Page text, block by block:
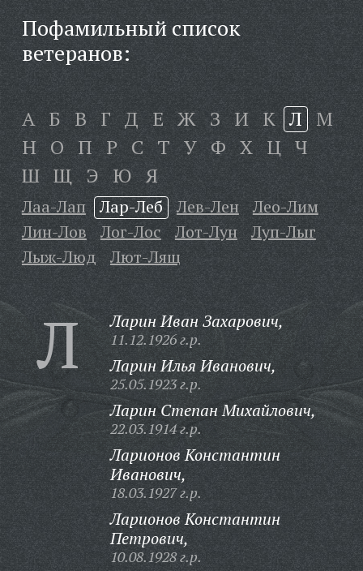
Пофамильный список
ветеранов:
А Б В Г Д Е Ж З И К Л М
Н О П Р С Т У Ф Х Ц Ч
Ш Щ Э Ю Я
Лаа-Лап Лар-Леб Лев-Лен
Лео-Лим
Лин-Лов
Лог-Лос Лот-Лун
Луп-Лыг
Лыж-Люд
Лют-Лящ
Л Ларин Иван Захарович,
11.12.1926 г.р.
Ларин Илья Иванович,
25.05.1923 г.р.
Ларин Степан Михайлович,
22.03.1914 г.р.
Ларионов Константин
Иванович,
18.03.1927 г.р.
Ларионов Константин
Петрович,
10.08.1928 г.р.